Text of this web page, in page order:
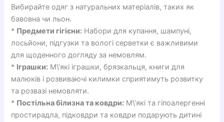
Вибирайте одяг з натуральних матеріалів, таких як
бавовна чи льон.
* Предмети гігієни: Набори для купання, шампуні,
лосьйони, підгузки та вологі серветки є важливими
для щоденного догляду за немовлям.
* Іграшки: М\’які іграшки, брязкальця, книги для
малюків і розвиваючі килимки сприятимуть розвитку
та розвазі немовляти.
* Постільна білизна та ковдри: М\’які та гіпоалергенні
простирадла, підковдри та ковдри подарують дитині